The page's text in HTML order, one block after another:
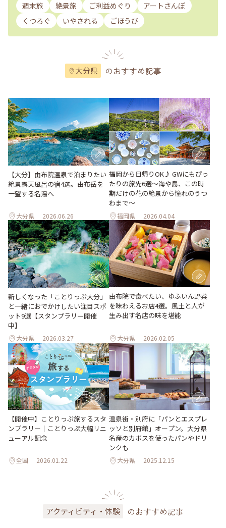
週末旅 絶景旅 ご利益めぐり
アートさんぽ
くつろぐ
いやされる ごほうび
大分県 のおすすめ記事
【大分】由布院温泉で泊まりたい
絶景露天風呂の宿4選。由布岳を
一望する名湯へ
大分県 2026.06.26
福岡から日帰りOK♪ GWにもぴっ
たりの旅先6選〜海や島、この時
期だけの花の絶景から憧れのうつ
わまで〜
福岡県 2026.04.04
新しくなった「ことりっぷ大分」
と一緒におでかけしたい注目スポ
ット9選【スタンプラリー開催
中】
大分県 2026.03.27
由布院で食べたい、ゆふいん野菜
を味わえるお店4選。風土と人が
生み出す名店の味を堪能
大分県 2026.02.05
【開催中】ことりっぷ旅するスタ
ンプラリー｜ことりっぷ大幅リニ
ューアル記念
全国 2026.01.22
温泉街・別府に「パンとエスプレ
ッソと別府館」オープン。大分県
名産のカボスを使ったパンやドリ
ンクも
大分県 2025.12.15
アクティビティ・体験 のおすすめ記事